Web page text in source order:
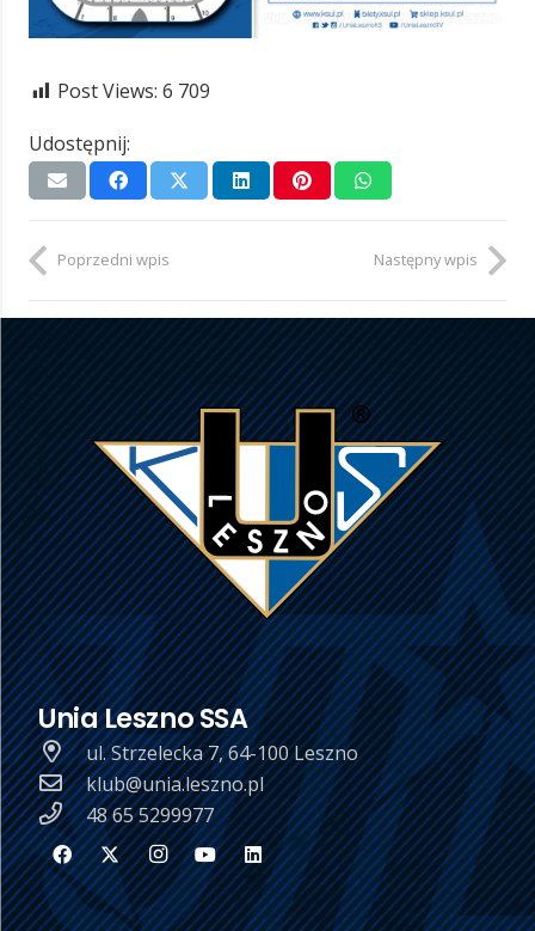
Post Views: 6 709
Udostępnij:
Poprzedni wpis Następny wpis
Unia Leszno SSA
ul. Strzelecka 7, 64-100 Leszno
klub@unia.leszno.pl
48 65 5299977